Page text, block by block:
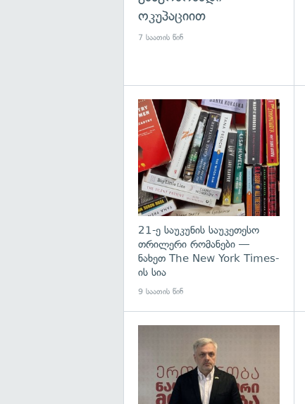
ოკუპაციით
7 საათის წინ
21-ე საუკუნის საუკეთესო
თრილერი რომანები —
ნახეთ The New York Times-
ის სია
9 საათის წინ